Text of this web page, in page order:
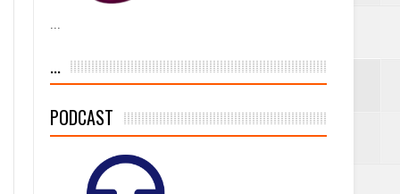
de la meta de
...
PODCAST